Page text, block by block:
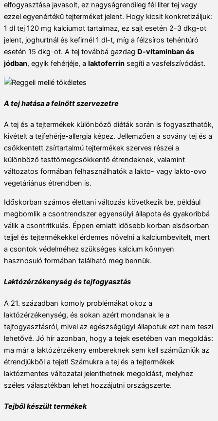
elfogyasztása javasolt, ez nagyságrendileg fél liter tej vagy
ezzel egyenértékű tejterméket jelent. Hogy kicsit konkretizáljuk:
1 dl tej 120 mg kalciumot tartalmaz, ez sajt esetén 2-3 dkg-ot
jelent, joghurtnál és kefirnél 1 dl-t, míg a félzsíros tehéntúró
esetén 15 dkg-ot. A tej továbbá gazdag D-vitaminban és
jódban, egyik fehérjéje, a laktoferrin segíti a vasfelszívódást.
A tej hatása a felnőtt szervezetre
A tej és a tejtermékek különböző diéták során is fogyaszthatók,
kivételt a tejfehérje-allergia képez. Jellemzően a sovány tej és a
csökkentett zsírtartalmú tejtermékek szerves részei a
különböző testtömegcsökkentő étrendeknek, valamint
változatos formában felhasználhatók a lakto- vagy lakto-ovo
vegetáriánus étrendben is.
Időskorban számos élettani változás következik be, például
megbomlik a csontrendszer egyensúlyi állapota és gyakoribbá
válik a csontritkulás. Éppen emiatt idősebb korban elsősorban
tejjel és tejtermékekkel érdemes növelni a kalciumbevitelt, mert
a csontok védelméhez szükséges kalcium könnyen
hasznosuló formában található meg bennük.
Laktózérzékenység és tejfogyasztás
A 21. században komoly problémákat okoz a
laktózérzékenység, és sokan azért mondanak le a
tejfogyasztásról, mivel az egészségügyi állapotuk ezt nem teszi
lehetővé. Jó hír azonban, hogy a tejek esetében van megoldás:
ma már a laktózérzékeny embereknek sem kell száműzniük az
étrendjükből a tejet! Számukra a tej és a tejtermékek
laktózmentes változatai jelenthetnek megoldást, melyhez
széles választékban lehet hozzájutni országszerte.
Tejből készült termékek